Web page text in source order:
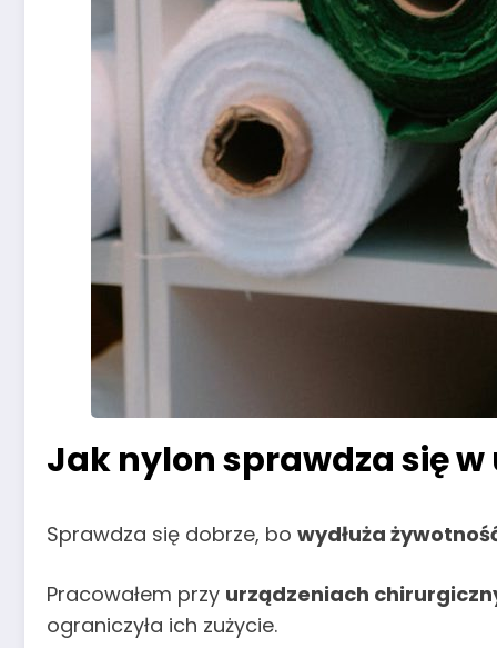
Jak nylon sprawdza się
Sprawdza się dobrze, bo wydłuża
Pracowałem przy urządzeniach
ograniczyła ich zużycie.